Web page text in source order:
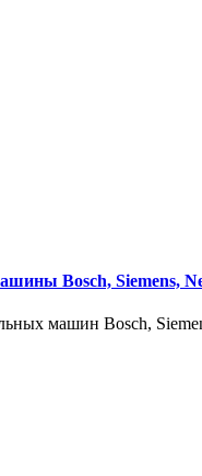
Bosch, Siemens,
машин Bosch,